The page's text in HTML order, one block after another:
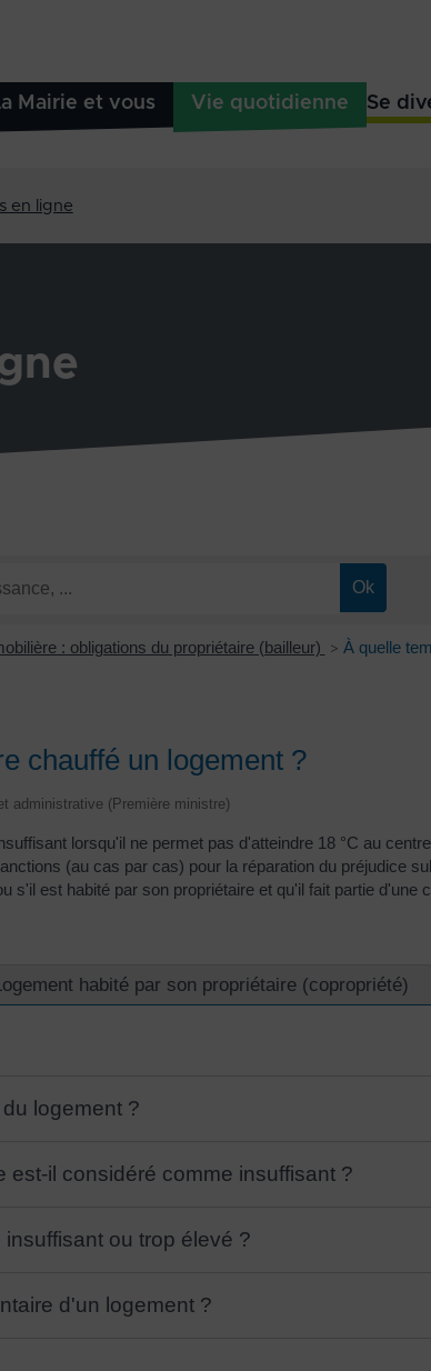
Mairie et vous Vie quotidienne Se
en ligne
: obligations du propriétaire (bailleur) > À quelle
chauffé un logement ?
administrative (Première ministre)
lorsqu'il ne permet pas d'atteindre 18 °C au
(au cas par cas) pour la réparation du préjudice
s'il est habité par son propriétaire et qu'il fait partie d'une
habité par son propriétaire (copropriété)
logement ?
est-il considéré comme insuffisant ?
ou trop élevé ?
d'un logement ?